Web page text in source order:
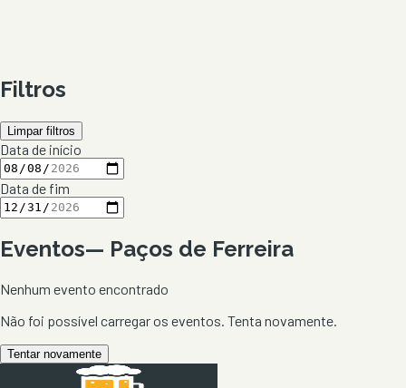
Filtros
Limpar filtros
Data de início
Data de fim
Eventos— Paços de Ferreira
Nenhum evento encontrado
Não foi possível carregar os eventos. Tenta novamente.
Tentar novamente